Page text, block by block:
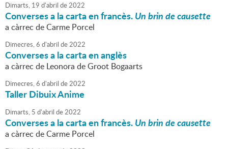
Dimarts, 19 d'abril de2022
Converses a la carta en francès.Un brin de causette
a càrrec de Carme Porcel
Dimecres,6 d'abril de2022
Converses a la carta en anglès
a càrrec de Leonora de Groot Bogaarts
Dimecres,6 d'abril de2022
Taller Dibuix Anime
Dimarts, 5 d'abril de2022
Converses a la carta en francès.Un brin de causette
a càrrec de Carme Porcel